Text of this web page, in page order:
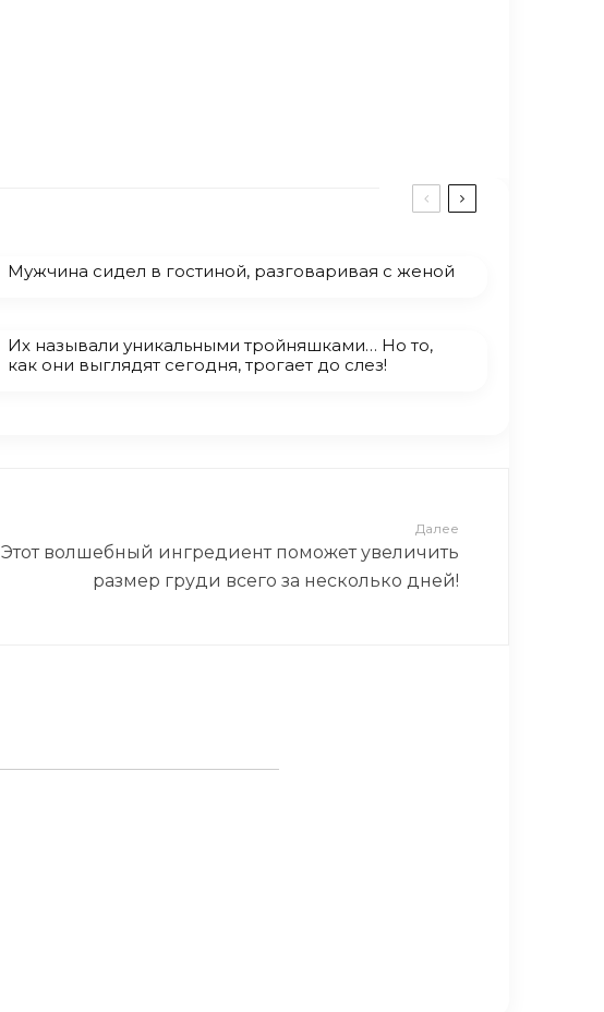
Мужчина сидел в гостиной, разговаривая с женой
Их называли уникальными тройняшками… Но то,
как они выглядят сегодня, трогает до слез!
Далее
Этот волшебный ингредиент поможет увеличить
размер груди всего за несколько дней!